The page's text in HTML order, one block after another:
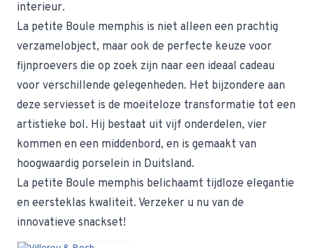
interieur.
La petite Boule memphis is niet alleen een prachtig
verzamelobject, maar ook de perfecte keuze voor
fijnproevers die op zoek zijn naar een ideaal cadeau
voor verschillende gelegenheden. Het bijzondere aan
deze serviesset is de moeiteloze transformatie tot een
artistieke bol. Hij bestaat uit vijf onderdelen, vier
kommen en een middenbord, en is gemaakt van
hoogwaardig porselein in Duitsland.
La petite Boule memphis belichaamt tijdloze elegantie
en eersteklas kwaliteit. Verzeker u nu van de
innovatieve snackset!